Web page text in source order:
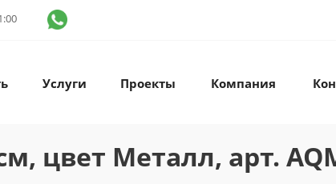
Услуги Проекты Компания
цвет Металл, арт.